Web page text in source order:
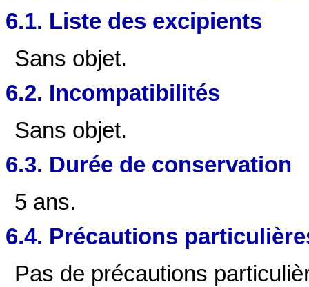
6.1. Liste des excipients
Sans objet.
6.2. Incompatibilités
Sans objet.
6.3. Durée de conservation
5 ans.
6.4. Précautions
Pas de précautions